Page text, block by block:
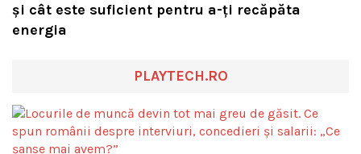
și cât este suficient pentru a-ți recăpăta
energia
PLAYTECH.RO